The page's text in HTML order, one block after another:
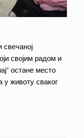
свечаној
својим радом и
остане место
у животу сваког